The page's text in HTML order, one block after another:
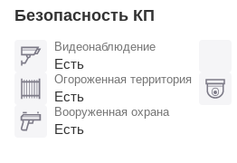
Безопасность КП
Видеонаблюдение
Есть
Огороженная территория
Есть
Вооруженная охрана
Есть